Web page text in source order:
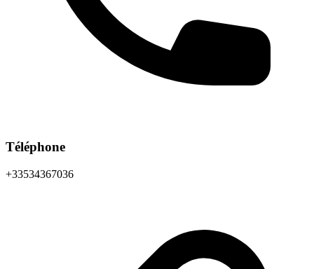
Téléphone
+33534367036